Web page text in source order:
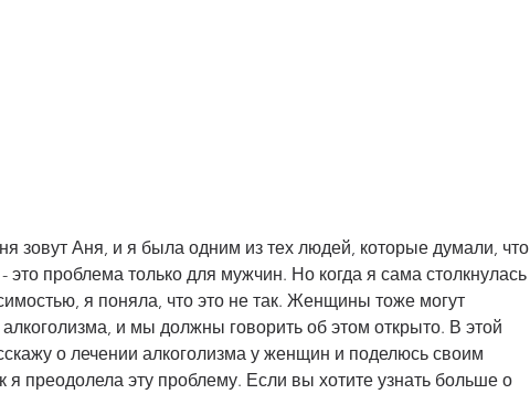
зовут Аня, и я была одним из тех людей, которые думали, что
это проблема только для мужчин. Но когда я сама столкнулась
я поняла, что это не так. Женщины тоже могут
алкоголизма, и мы должны говорить об этом открыто. В этой
о лечении алкоголизма у женщин и поделюсь своим
я преодолела эту проблему. Если вы хотите узнать больше о